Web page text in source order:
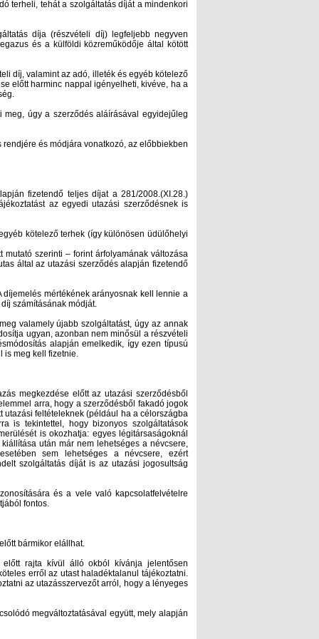
terheli, tehát a szolgáltatás díját a mindenkori
díja (részvételi díj) legfeljebb negyven
és a külföldi közreműködője által kötött
díj, valamint az adó, illeték és egyéb kötelező
előtt harminc nappal igényelheti, kivéve, ha a
úgy a szerződés aláírásával egyidejűleg
és módjára vonatkozó, az előbbiekben
fizetendő teljes díjat a 281/2008.(XI.28.)
az egyedi utazási szerződésnek is
kötelező terhek (így különösen üdülőhelyi
szerinti – forint árfolyamának változása
által az utazási szerződés alapján fizetendő
mértékének arányosnak kell lennie a
számításának módját.
valamely újabb szolgáltatást, úgy az annak
ugyan, azonban nem minősül a részvételi
alapján emelkedik, így ezen típusú
is meg kell fizetnie.
megkezdése előtt az utazási szerződésből
arra, hogy a szerződésből fakadó jogok
feltételeknek (például ha a célországba
is tekintettel, hogy bizonyos szolgáltatások
is okozhatja: egyes légitársaságoknál
után már nem lehetséges a névcsere,
sem lehetséges a névcsere, ezért
szolgáltatás díját is az utazási jogosultság
és a vele való kapcsolatfelvételre
fontos.
bármikor elállhat.
rajta kívül álló okból kívánja jelentősen
erről az utast haladéktalanul tájékoztatni.
az utazásszervezőt arról, hogy a lényeges
megváltoztatásával együtt, mely alapján